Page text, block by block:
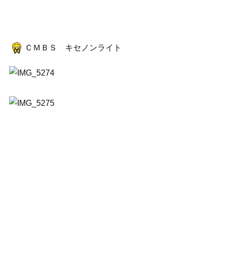
ＣＭＢＳ キセノンライト